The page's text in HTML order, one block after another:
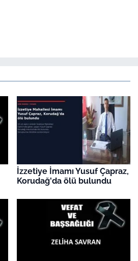
İzzetiye İmamı Yusuf Çapraz,
Korudağ'da ölü bulundu